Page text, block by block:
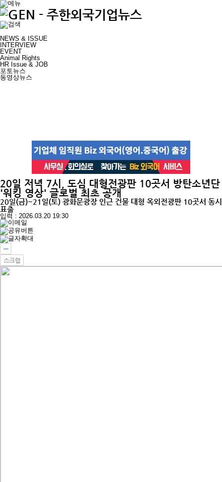
NEWS & ISSUE
INTERVIEW
EVENT
Animal Rights
HR Issue & JOB
포토뉴스
동영상뉴스
20일 저녁 7시, 도심 대형전광판 10곳서 방탄소년단
'워킹 영상' 글로벌 최초 공개
20일(금)~21일(토) 광화문광장 인근 건물 대형 옥외전광판 10곳서 동시
표출
입력 : 2026.03.20 19:30